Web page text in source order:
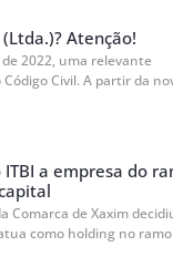
Atenção!
2022, uma relevante
Civil. A partir da
ITBI a empresa do
Comarca de Xaxim
como holding no ramo